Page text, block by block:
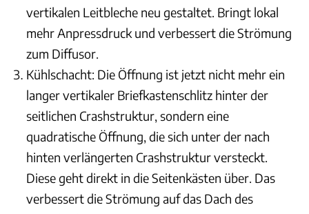
vertikalen Leitbleche neu gestaltet. Bringt lokal
mehr Anpressdruck und verbessert die Strömung
zum Diffusor.
Kühlschacht: Die Öffnung ist jetzt nicht mehr ein
langer vertikaler Briefkastenschlitz hinter der
seitlichen Crashstruktur, sondern eine
quadratische Öffnung, die sich unter der nach
hinten verlängerten Crashstruktur versteckt.
Diese geht direkt in die Seitenkästen über. Das
verbessert die Strömung auf das Dach des